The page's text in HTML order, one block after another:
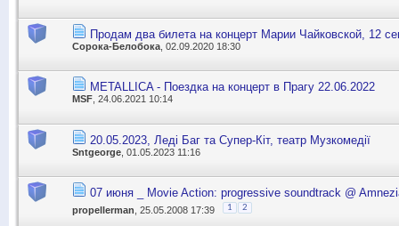
Продам два билета на концерт Марии Чайковской, 12
Сорока-Белобока , 02.09.2020 18:30
METALLICA - Поездка на концерт в Прагу 22.06.2022
MSF , 24.06.2021 10:14
20.05.2023, Леді Баг та Супер-Кіт, театр Музкомедії
Sntgeorge , 01.05.2023 11:16
07 июня _ Movie Action: progressive soundtrack @
propellerman , 25.05.2008 17:39 1 2